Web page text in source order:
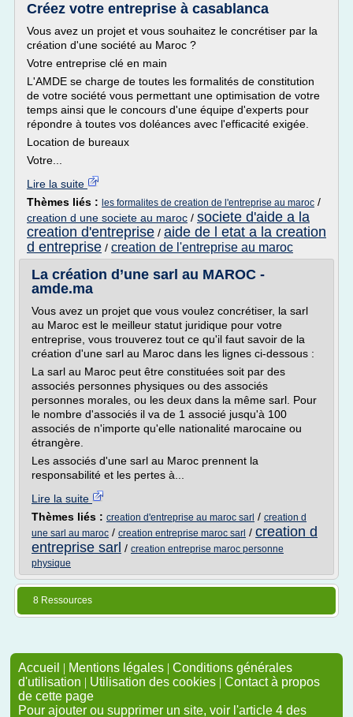
Créez votre entreprise à casablanca
Vous avez un projet et vous souhaitez le concrétiser par la
création d'une société au Maroc ?
Votre entreprise clé en main
L'AMDE se charge de toutes les formalités de constitution
de votre société vous permettant une optimisation de votre
temps ainsi que le concours d'une équipe d'experts pour
répondre à toutes vos doléances avec l'efficacité exigée.
Location de bureaux
Votre...
Lire la suite
Thèmes liés : les formalites de creation de l'entreprise au maroc /
creation d une societe au maroc / societe d'aide a la
creation d'entreprise / aide de l etat a la creation
d entreprise / creation de l'entreprise au maroc
La création d’une sarl au MAROC -
amde.ma
Vous avez un projet que vous voulez concrétiser, la sarl
au Maroc est le meilleur statut juridique pour votre
entreprise, vous trouverez tout ce qu'il faut savoir de la
création d'une sarl au Maroc dans les lignes ci-dessous :
La sarl au Maroc peut être constituées soit par des
associés personnes physiques ou des associés
personnes morales, ou les deux dans la même sarl. Pour
le nombre d'associés il va de 1 associé jusqu'à 100
associés de n'importe qu'elle nationalité marocaine ou
étrangère.
Les associés d'une sarl au Maroc prennent la
responsabilité et les pertes à...
Lire la suite
Thèmes liés : creation d'entreprise au maroc sarl / creation d
une sarl au maroc / creation entreprise maroc sarl / creation d
entreprise sarl / creation entreprise maroc personne
physique
8 Ressources
Accueil | Mentions légales | Conditions générales
d'utilisation | Utilisation des cookies | Contact à propos
de cette page
Pour ajouter ou supprimer un site, voir l'article 4 des